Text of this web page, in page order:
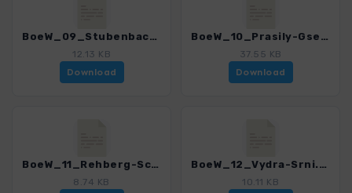
BoeW_09_Stubenbacher See-Mittagsberg.gpx
12.13 KB
Download
BoeW_10_Prasily-Gsenget-Jezero Laka.gpx
37.55 KB
Download
BoeW_11_Rehberg-Schwemmkanal.gpx
8.74 KB
BoeW_12_Vydra-Srni.gpx
10.11 KB